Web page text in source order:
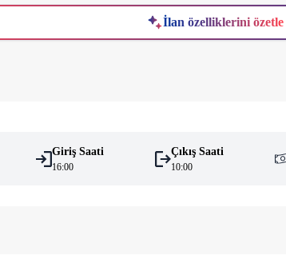
İlan özelliklerini özetle
Giriş Saati
16:00
Çıkış Saati
10:00